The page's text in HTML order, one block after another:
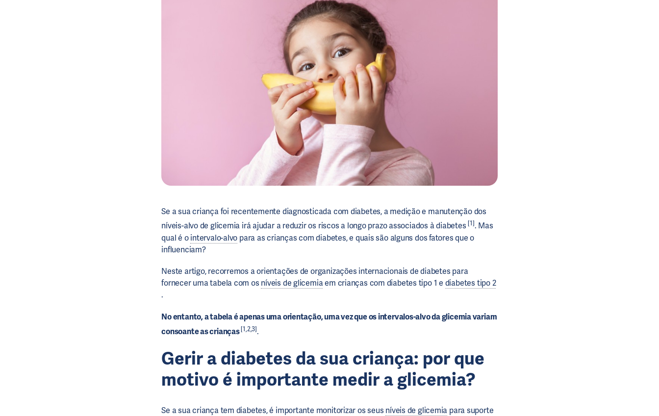
Se a sua criança foi recentemente diagnosticada com diabetes, a medição e manutenção dos
níveis-alvo de glicemia irá ajudar a reduzir os riscos a longo prazo associados à diabetes[1]. Mas
qual é ointervalo-alvo para as crianças com diabetes, e quais são alguns dos fatores que o
influenciam?
Neste artigo, recorremos a orientações de organizações internacionais de diabetes para
fornecer uma tabela com os níveis de glicemiaem crianças com diabetes tipo 1 e diabetes tipo 2
.
No entanto, a tabela é apenas uma orientação, uma vez que os intervalos-alvo da glicemia variam
consoante as crianças[1,2,3].
Gerir a diabetes da sua criança: por que
motivo é importante medir a glicemia?
Se a sua criança tem diabetes, é importante monitorizar os seus níveis de glicemia para suporte